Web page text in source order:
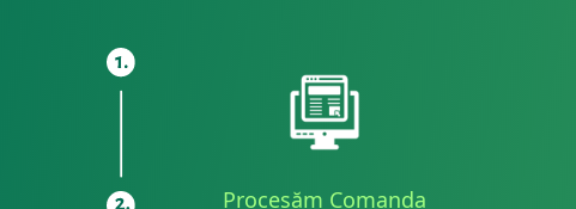
Procesăm Comanda